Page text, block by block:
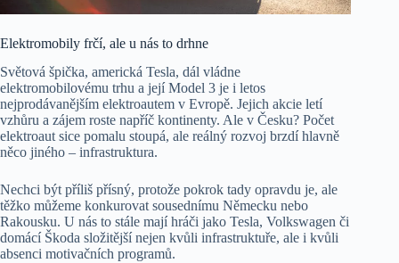
Elektromobily frčí, ale u nás to drhne
Světová špička, americká Tesla, dál vládne
elektromobilovému trhu a její Model 3 je i letos
nejprodávanějším elektroautem v Evropě. Jejich akcie letí
vzhůru a zájem roste napříč kontinenty. Ale v Česku? Počet
elektroaut sice pomalu stoupá, ale reálný rozvoj brzdí hlavně
něco jiného – infrastruktura.
Nechci být příliš přísný, protože pokrok tady opravdu je, ale
těžko můžeme konkurovat sousednímu Německu nebo
Rakousku. U nás to stále mají hráči jako Tesla, Volkswagen či
domácí Škoda složitější nejen kvůli infrastruktuře, ale i kvůli
absenci motivačních programů.